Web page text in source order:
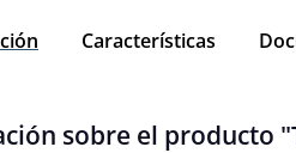
Características
sobre el producto